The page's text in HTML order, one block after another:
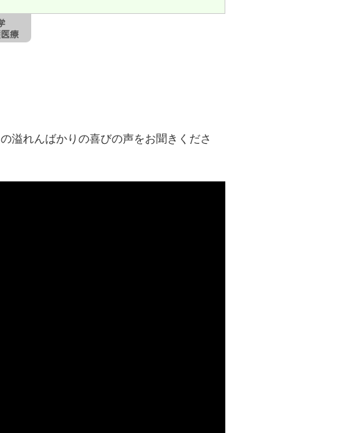
溢れんばかりの喜びの声をお聞きくださ